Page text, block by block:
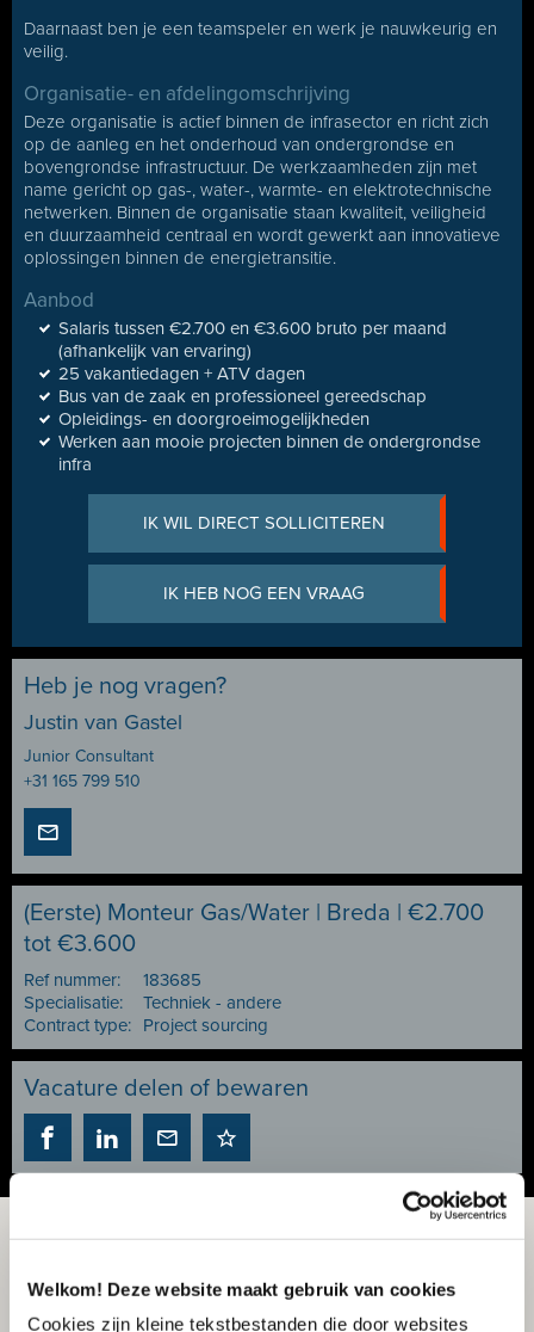
Welkom! Deze website maakt gebruik van cookies
Cookies zijn kleine tekstbestanden die door websites
Daarnaast ben je een teamspeler en werk je nauwkeurig en
veilig.
Organisatie- en afdelingomschrijving
Deze organisatie is actief binnen de infrasector en richt zich
op de aanleg en het onderhoud van ondergrondse en
bovengrondse infrastructuur. De werkzaamheden zijn met
name gericht op gas-, water-, warmte- en elektrotechnische
netwerken. Binnen de organisatie staan kwaliteit, veiligheid
en duurzaamheid centraal en wordt gewerkt aan innovatieve
oplossingen binnen de energietransitie.
Aanbod
Salaris tussen €2.700 en €3.600 bruto per maand
(afhankelijk van ervaring)
25 vakantiedagen + ATV dagen
Bus van de zaak en professioneel gereedschap
Opleidings- en doorgroeimogelijkheden
Werken aan mooie projecten binnen de ondergrondse
infra
IK WIL DIRECT SOLLICITEREN
IK HEB NOG EEN VRAAG
Heb je nog vragen?
Justin van Gastel
Junior Consultant
+31 165 799 510
(Eerste) Monteur Gas/Water | Breda | €2.700
tot €3.600
Ref nummer:
183685
Specialisatie:
Techniek - andere
Contract type:
Project sourcing
Vacature delen of bewaren